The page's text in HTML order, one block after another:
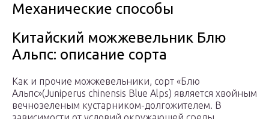
Механические способы
Китайский можжевельник Блю
Альпс: описание сорта
Как и прочие можжевельники, сорт «Блю
Альпс»(Juniperus chinensis Blue Alps) является хвойным
вечнозеленым кустарником-долгожителем. В